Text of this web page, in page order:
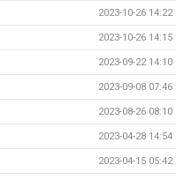
2023-10-26 14:22
2023-10-26 14:15
2023-09-22 14:10
2023-09-08 07:46
2023-08-26 08:10
2023-04-28 14:54
2023-04-15 05:42